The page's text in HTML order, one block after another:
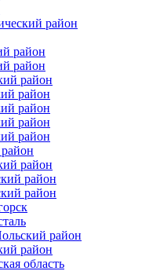
район
район
район
район
район
район
район
район
район
район
район
район
район
область